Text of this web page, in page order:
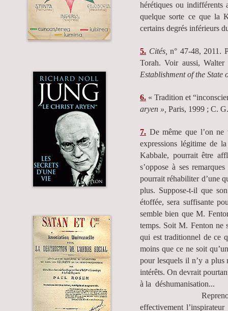
hérétiques ou indifférents
quelque sorte ce que la
certains degrés inférieurs
5. Cités, n° 47-48, 2011.
Torah. Voir aussi,
Establishment of the State
6. « Tradition et
aryen », Paris, 1999 ; C.
7. De même que l’on ne
expressions légitime de
Kabbale, pourrait être
s’oppose à ses
pourrait réhabiliter d’une
plus. Suppose-t-il que
étoffée, sera suffisante
semble bien que M.
temps. Soit M. Fenton ne
qui est traditionnel de ce
moins que ce ne soit
pour lesquels il n’y a
intérêts. On devrait
à la déshumanisation...
Reprenons ici les
effectivement